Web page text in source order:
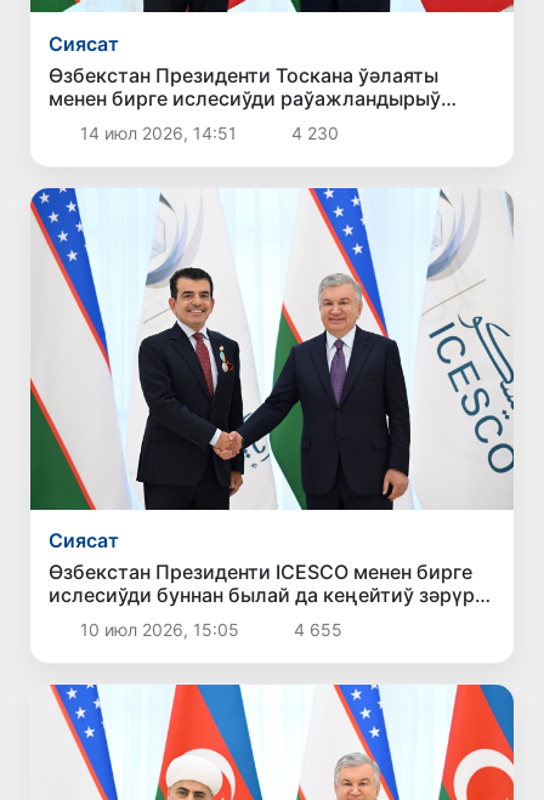
Сиясат
Өзбекстан Президенти Тоскана ўәлаяты
менен бирге ислесиўди раўажландырыў
ушын жоқары потенциал бар екенин атап
өтти14 июл 2026, 14:51 4 230
Сиясат
Өзбекстан Президенти ICESCO менен бирге
ислесиўди буннан былай да кеңейтиў зәрүр
екенлигин атап өтти
10 июл 2026, 15:05 4 655